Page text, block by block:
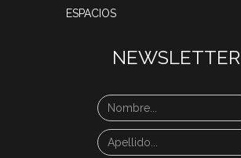
ESPACIOS
NEWSLETTER